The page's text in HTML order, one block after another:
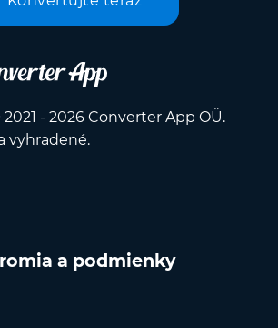
- 2026 Converter App OÜ.
vyhradené.
a podmienky